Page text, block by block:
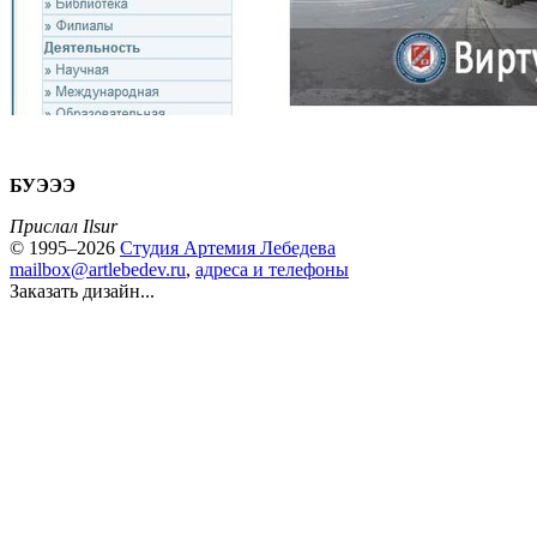
БУЭЭЭ
Прислал Ilsur
© 1995–2026 Студия Артемия Лебедева
mailbox@artlebedev.ru, адреса и телефоны
Заказать дизайн...